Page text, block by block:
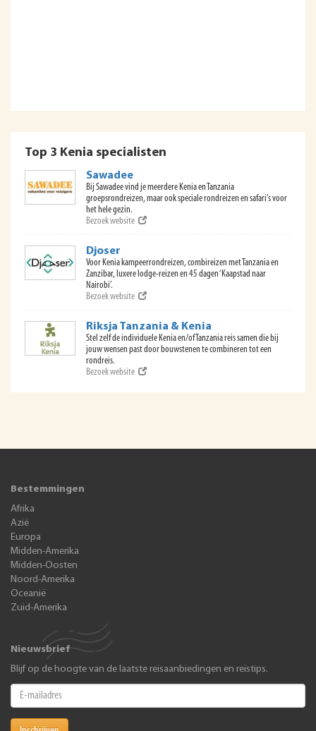
Top 3 Kenia specialisten
Sawadee
Bij Sawadee vind je meerdere Kenia en Tanzania
groepsrondreizen, maar ook speciale rondreizen en safari’s voor
het hele gezin.
Bezoek website
Djoser
Voor Kenia kampeerrondreizen, combireizen met Tanzania en
Zanzibar, luxere lodge-reizen en 45 dagen ‘Kaapstad naar
Nairobi’.
Bezoek website
Riksja Tanzania & Kenia
Stel zelf de individuele Kenia en/of Tanzania reis samen die bij
jouw wensen past door bouwstenen te combineren tot een
rondreis.
Bezoek website
Bestemmingen
Afrika
Azië
Europa
Midden-Amerika
Midden-Oosten
Noord-Amerika
Oceanië
Zuid-Amerika
Nieuwsbrief
Blijf op de hoogte van de laatste reisaanbiedingen en reistips.